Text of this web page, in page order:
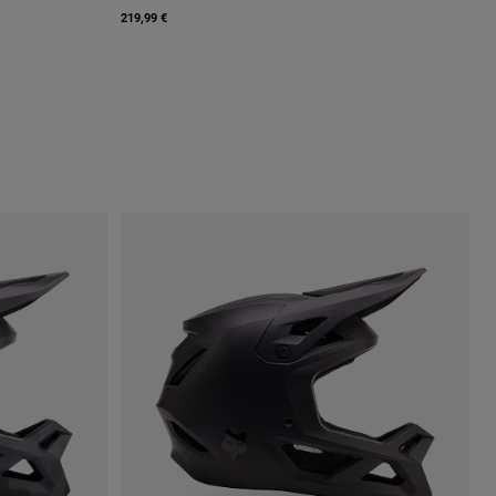
219,99 €